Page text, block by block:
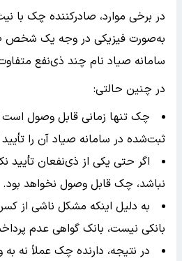
در برخی موارد، صادرکننده چک با
به‌صورت فیزیکی در وجه یک شخص
سامانه صیاد نام چند ذی‌نفع
در چنین حالتی:
چک تنها زمانی قابل وصول
ثبت‌شده در سامانه صیاد آن را
اگر حتی یکی از ذی‌نفعان تأیید
نباشد، چک قابل وصول نخواهد بود.
به دلیل اینکه مشکل ناشی از
بانکی نیست، بانک گواهی عدم
در نتیجه، دارنده چک عملاً نه